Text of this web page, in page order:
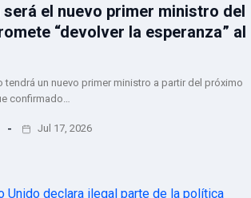
será el nuevo primer ministro del
“devolver la esperanza” al
tendrá un nuevo primer ministro a partir del próximo
confirmado…
Jul 17, 2026